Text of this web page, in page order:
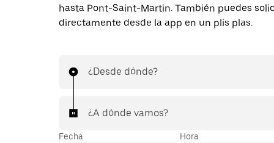
hasta Pont-Saint-Martin. También puedes
directamente desde la app en un plis plas.
¿Desde dónde?
¿A dónde vamos?
Fecha Hora